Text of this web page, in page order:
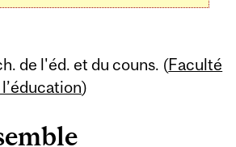
de l'éd. et du couns. (Faculté
)